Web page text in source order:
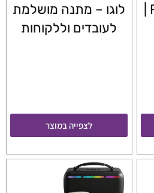
לוגו – מתנה מושלמת
לעובדים וללקוחות
לצפייה במוצר